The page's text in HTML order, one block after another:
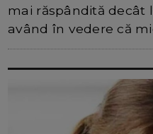
mai răspândită decât
având în vedere că